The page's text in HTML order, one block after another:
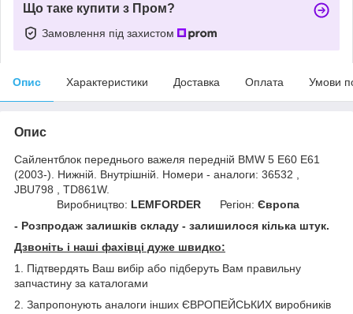
Що таке купити з Пром?
Замовлення під захистом
Опис Характеристики Доставка Оплата Умови
Опис
Сайлентблок переднього важеля передній BMW 5 E60 E61
(2003-). Нижній. Внутрішній. Номери - аналоги: 36532 ,
JBU798 , TD861W.
Виробництво: LEMFORDER Регіон: Європа
- Розпродаж залишків складу - залишилося кілька штук.
Дзвоніть і наші фахівці дуже швидко:
1. Підтвердять Ваш вибір або підберуть Вам правильну
запчастину за каталогами
2. Запропонують аналоги інших ЄВРОПЕЙСЬКИХ виробників